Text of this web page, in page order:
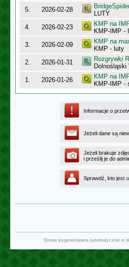
5.
2026-02-28
LUTY
4.
2026-02-23
KMP na
KMP-IMP -
3.
2026-02-09
KMP na
KMP - luty
2.
2026-01-31
Rozgrywki
Dolnośląski
1.
2026-01-26
KMP na
KMP-IMP -
Informacje o
Jeżeli dane są
Jeżeli brakuje
i prześlij je do
Sprawdź, kto jest
Strona wygenerowana automatycznie w